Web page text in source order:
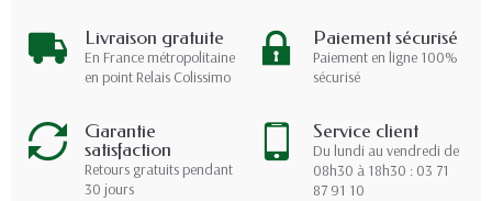
Livraison gratuite
En France métropolitaine
en point Relais Colissimo
Paiement sécurisé
Paiement en ligne 100%
sécurisé
Garantie
satisfaction
Retours gratuits pendant
30 jours
Service client
Du lundi au vendredi de
08h30 à 18h30 : 03 71
87 91 10